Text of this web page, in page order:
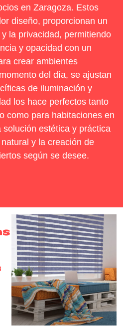
en Zaragoza. Estos
diseño, proporcionan un
la privacidad, permitiendo
y opacidad con un
crear ambientes
del día, se ajustan
de iluminación y
los hace perfectos tanto
como para habitaciones en
estética y práctica
y la creación de
según se desee.